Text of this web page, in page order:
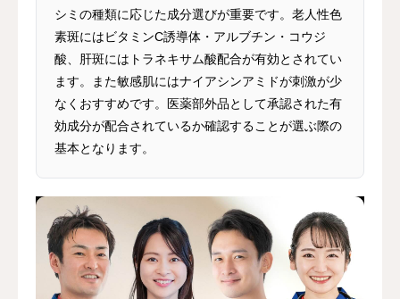
シミの種類に応じた成分選びが重要です。老人性色
素斑にはビタミンC誘導体・アルブチン・コウジ
酸、肝斑にはトラネキサム酸配合が有効とされてい
ます。また敏感肌にはナイアシンアミドが刺激が少
なくおすすめです。医薬部外品として承認された有
効成分が配合されているか確認することが選ぶ際の
基本となります。